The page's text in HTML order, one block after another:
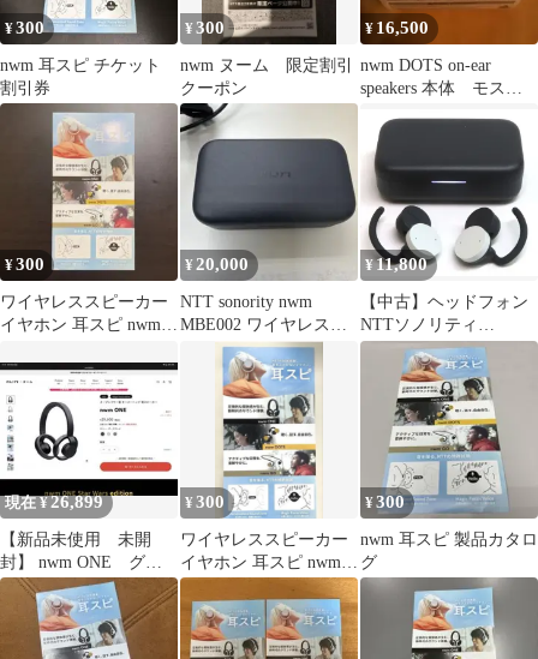
¥300
nwm 耳スピ チケット
割引券
¥300
nwm ヌーム 限定割引
クーポン
¥ 16,500
nwm DOTS on-ear
speakers 本体 モスグ
¥300
ワイヤレススピーカー
イヤホン 耳スピ nwm
¥20,000
NTT sonority nwm
MBE002 ワイヤレスイ
ヤホン 本体
¥ 11,800
【中古】ヘッドフォン
NTTソノリティ
Bluetooth 完全ワイヤレ
スイヤホン nwm Dots
(ストーンホワイト)
[MBE002WA]
現在 ¥26,899
【新品未使用 未開
封】 nwm ONE グレ
ー
¥300
ワイヤレススピーカー
イヤホン 耳スピ nwm
sonority NTT
¥300
nwm 耳スピ 製品カタロ
グ